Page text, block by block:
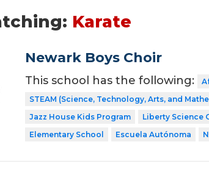
Karate
Newark Boys Choir
This school has the following:
STEAM (Science, Technology, Arts, and
Jazz House Kids Program
Liberty Science
Elementary School
Escuela Autónoma